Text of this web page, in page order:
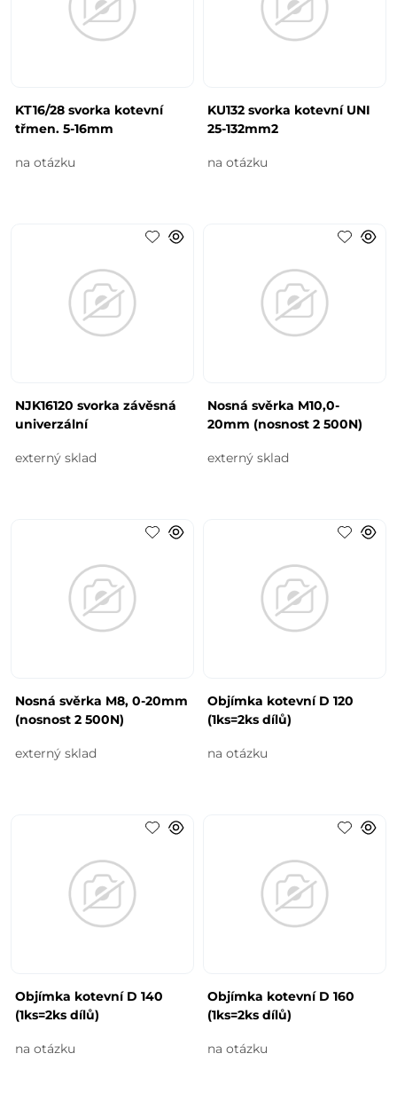
KT16/28 svorka kotevní
třmen. 5-16mm
na otázku
KU132 svorka kotevní UNI
25-132mm2
na otázku
NJK16120 svorka závěsná
univerzální
externý sklad
Nosná svěrka M10,0-
20mm (nosnost 2 500N)
externý sklad
Nosná svěrka M8, 0-20mm
(nosnost 2 500N)
externý sklad
Objímka kotevní D 120
(1ks=2ks dílů)
na otázku
Objímka kotevní D 140
(1ks=2ks dílů)
na otázku
Objímka kotevní D 160
(1ks=2ks dílů)
na otázku